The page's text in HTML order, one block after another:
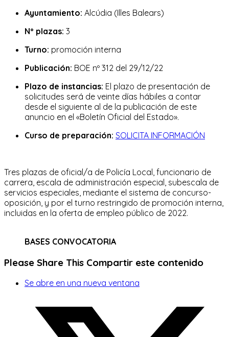
Ayuntamiento: Alcúdia (Illes Balears)
Nº plazas: 3
Turno: promoción interna
Publicación: BOE nº 312 del 29/12/22
Plazo de instancias: El plazo de presentación de
solicitudes será de veinte días hábiles a contar
desde el siguiente al de la publicación de este
anuncio en el «Boletín Oficial del Estado».
Curso de preparación: SOLICITA INFORMACIÓN
Tres plazas de oficial/a de Policía Local, funcionario de
carrera, escala de administración especial, subescala de
servicios especiales, mediante el sistema de concurso-
oposición, y por el turno restringido de promoción interna,
incluidas en la oferta de empleo público de 2022.
BASES CONVOCATORIA
Please Share This Compartir este contenido
Se abre en una nueva ventana